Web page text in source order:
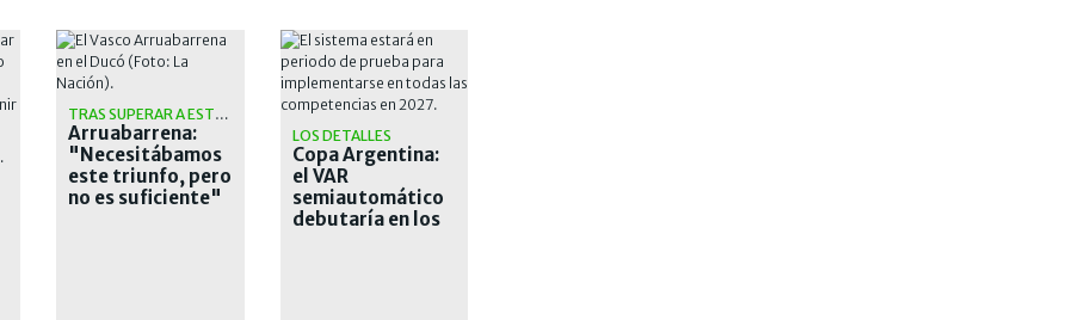
TRAS SUPERAR A ESTUDIANTES
Arruabarrena:
"Necesitábamos
este triunfo, pero
no es suficiente"
LOS DETALLES
Copa Argentina:
el VAR
semiautomático
debutaría en los